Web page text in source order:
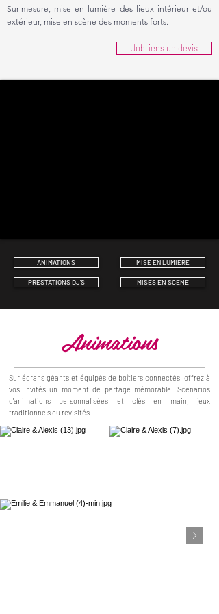
Sur-mesure, mise en lumière des lieux intérieur et/ou
extérieur, mise en scène des moments forts.
J'obtiens un devis
ANIMATIONS
PRESTATIONS DJ'S
MISE EN LUMIERE
MISES EN SCENE
Animations
Sur écrans géants et équipés de boîtiers connectés, offrez à
vos invités un moment de partage mémorable. Scénarios
d'animations personnalisées et clés en main, jeux
traditionnels ou revisités